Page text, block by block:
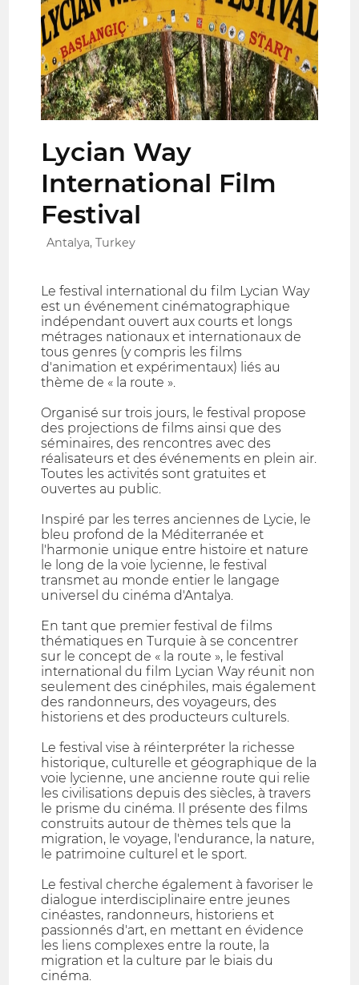
Lycian Way
International Film
Festival
Antalya, Turkey
Le festival international du film Lycian Way
est un événement cinématographique
indépendant ouvert aux courts et longs
métrages nationaux et internationaux de
tous genres (y compris les films
d'animation et expérimentaux) liés au
thème de « la route ».
Organisé sur trois jours, le festival propose
des projections de films ainsi que des
séminaires, des rencontres avec des
réalisateurs et des événements en plein air.
Toutes les activités sont gratuites et
ouvertes au public.
Inspiré par les terres anciennes de Lycie, le
bleu profond de la Méditerranée et
l'harmonie unique entre histoire et nature
le long de la voie lycienne, le festival
transmet au monde entier le langage
universel du cinéma d'Antalya.
En tant que premier festival de films
thématiques en Turquie à se concentrer
sur le concept de « la route », le festival
international du film Lycian Way réunit non
seulement des cinéphiles, mais également
des randonneurs, des voyageurs, des
historiens et des producteurs culturels.
Le festival vise à réinterpréter la richesse
historique, culturelle et géographique de la
voie lycienne, une ancienne route qui relie
les civilisations depuis des siècles, à travers
le prisme du cinéma. Il présente des films
construits autour de thèmes tels que la
migration, le voyage, l'endurance, la nature,
le patrimoine culturel et le sport.
Le festival cherche également à favoriser le
dialogue interdisciplinaire entre jeunes
cinéastes, randonneurs, historiens et
passionnés d'art, en mettant en évidence
les liens complexes entre la route, la
migration et la culture par le biais du
cinéma.